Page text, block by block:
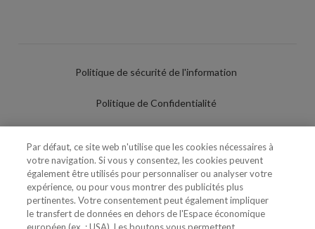
Politique de sécurité de l'information
Politique de Confidentialité
Politique de Cookies
Paramètres des cookies
Utilisation Frauduleuse du Nom/Brand
Par défaut, ce site web n'utilise que les cookies nécessaires à
votre navigation. Si vous y consentez, les cookies peuvent
également être utilisés pour personnaliser ou analyser votre
expérience, ou pour vous montrer des publicités plus
pertinentes. Votre consentement peut également impliquer
le transfert de données en dehors de l'Espace économique